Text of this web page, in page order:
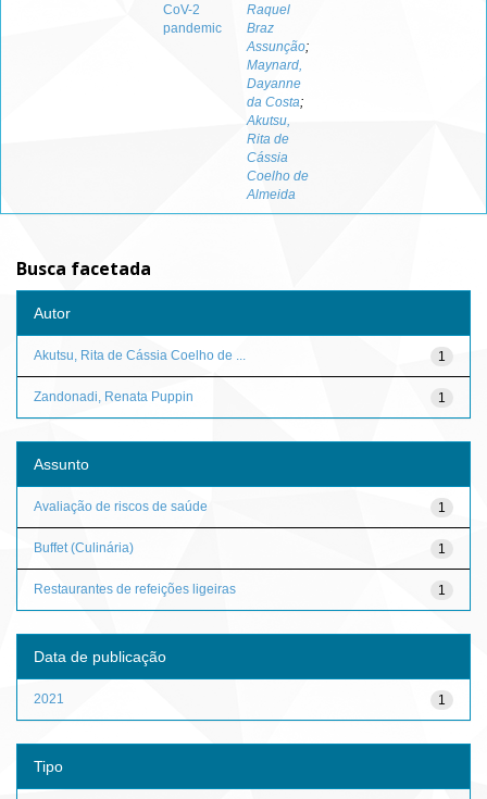
CoV-2
pandemic
Raquel
Braz
Assunção;
Maynard,
Dayanne
da Costa;
Akutsu,
Rita de
Cássia
Coelho de
Almeida
Busca facetada
Autor
1
Akutsu, Rita de Cássia Coelho de ...
1
Zandonadi, Renata Puppin
Assunto
1
Avaliação de riscos de saúde
1
Buffet (Culinária)
1
Restaurantes de refeições ligeiras
Data de publicação
1
2021
Tipo